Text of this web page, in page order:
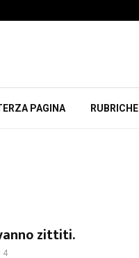
PAGINA RUBRICHE
zittiti.
4